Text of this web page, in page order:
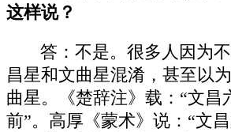
这样说？
答：不是。很多人因为
昌星和文曲星混淆，甚至以
曲星。《楚辞注》载：“文昌
前”。高厚《蒙术》说：“文